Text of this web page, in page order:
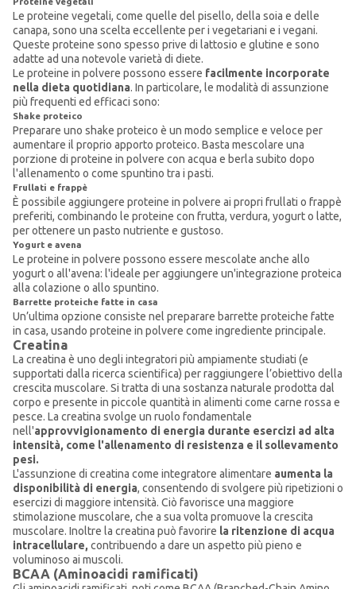
Le proteine vegetali, come quelle del pisello, della soia e delle
canapa, sono una scelta eccellente per i vegetariani e i vegani.
Queste proteine sono spesso prive di lattosio e glutine e sono
adatte ad una notevole varietà di diete.
Le proteine in polvere possono essere facilmente incorporate
nella dieta quotidiana. In particolare, le modalità di assunzione
più frequenti ed efficaci sono:
Shake proteico
Preparare uno shake proteico è un modo semplice e veloce per
aumentare il proprio apporto proteico. Basta mescolare una
porzione di proteine in polvere con acqua e berla subito dopo
l'allenamento o come spuntino tra i pasti.
Frullati e frappè
È possibile aggiungere proteine in polvere ai propri frullati o frappè
preferiti, combinando le proteine con frutta, verdura, yogurt o latte,
per ottenere un pasto nutriente e gustoso.
Yogurt e avena
Le proteine in polvere possono essere mescolate anche allo
yogurt o all'avena: l'ideale per aggiungere un'integrazione proteica
alla colazione o allo spuntino.
Barrette proteiche fatte in casa
Un’ultima opzione consiste nel preparare barrette proteiche fatte
in casa, usando proteine in polvere come ingrediente principale.
Creatina
La creatina è uno degli integratori più ampiamente studiati (e
supportati dalla ricerca scientifica) per raggiungere l’obiettivo della
crescita muscolare. Si tratta di una sostanza naturale prodotta dal
corpo e presente in piccole quantità in alimenti come carne rossa e
pesce. La creatina svolge un ruolo fondamentale
nell'approvvigionamento di energia durante esercizi ad alta
intensità, come l'allenamento di resistenza e il sollevamento
pesi.
L'assunzione di creatina come integratore alimentare aumenta la
disponibilità di energia, consentendo di svolgere più ripetizioni o
esercizi di maggiore intensità. Ciò favorisce una maggiore
stimolazione muscolare, che a sua volta promuove la crescita
muscolare. Inoltre la creatina può favorire la ritenzione di acqua
intracellulare, contribuendo a dare un aspetto più pieno e
voluminoso ai muscoli.
BCAA (Aminoacidi ramificati)